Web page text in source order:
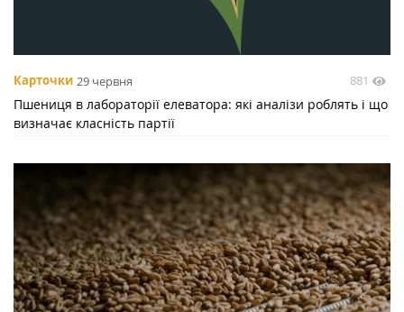
Карточки 29 червня 881
Пшениця в лабораторії елеватора: які аналізи роблять і що
визначає класність партії